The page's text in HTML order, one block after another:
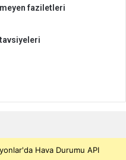
faziletleri
Hava Durumu API